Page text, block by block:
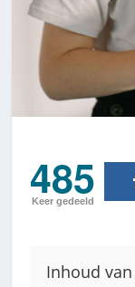
485
Keer gedeeld
Inhoud